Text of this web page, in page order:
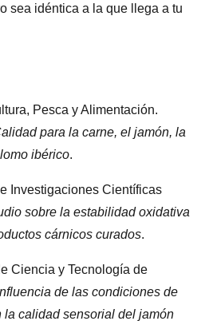
sea idéntica a la que llega a tu
Pesca y Alimentación.
para la carne, el jamón, la
ibérico.
Investigaciones Científicas
sobre la estabilidad oxidativa
cárnicos curados.
Ciencia y Tecnología de
de las condiciones de
la calidad sensorial del jamón